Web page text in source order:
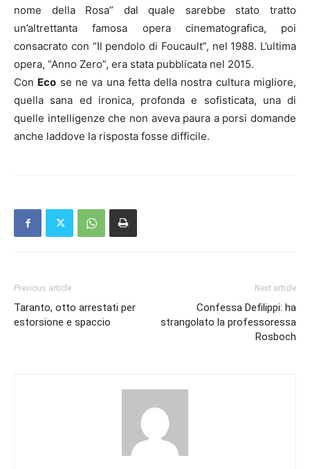
nome della Rosa” dal quale sarebbe stato tratto
un’altrettanta famosa opera cinematografica, poi
consacrato con “Il pendolo di Foucault”, nel 1988. L’ultima
opera, “Anno Zero”, era stata pubblicata nel 2015.
Con Eco se ne va una fetta della nostra cultura migliore,
quella sana ed ironica, profonda e sofisticata, una di
quelle intelligenze che non aveva paura a porsi domande
anche laddove la risposta fosse difficile.
Previous article
Taranto, otto arrestati per
estorsione e spaccio
Next article
Confessa Defilippi: ha
strangolato la professoressa
Rosboch